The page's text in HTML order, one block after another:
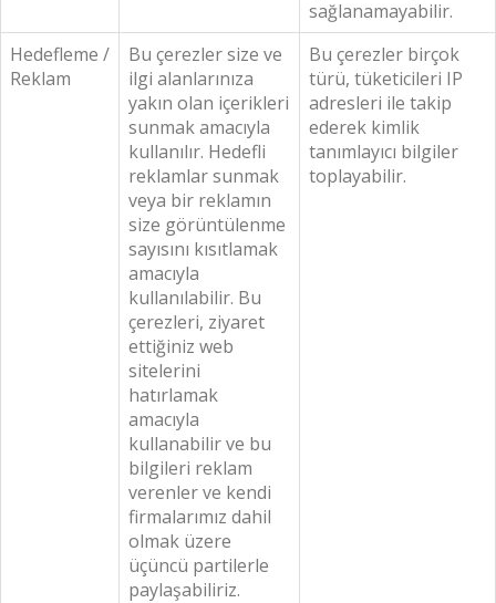
sağlanamayabilir.
Hedefleme /
Reklam
Bu çerezler size ve
ilgi alanlarınıza
yakın olan içerikleri
sunmak amacıyla
kullanılır. Hedefli
reklamlar sunmak
veya bir reklamın
size görüntülenme
sayısını kısıtlamak
amacıyla
kullanılabilir. Bu
çerezleri, ziyaret
ettiğiniz web
sitelerini
hatırlamak
amacıyla
kullanabilir ve bu
bilgileri reklam
verenler ve kendi
firmalarımız dahil
olmak üzere
üçüncü partilerle
paylaşabiliriz.
Bu çerezler birçok
türü, tüketicileri IP
adresleri ile takip
ederek kimlik
tanımlayıcı bilgiler
toplayabilir.